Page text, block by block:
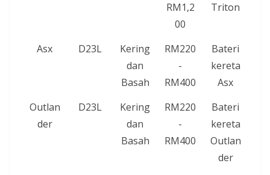
RM1,2
00
Triton
Asx D23L
Kering
dan
Basah
RM220
-
RM400
Bateri
kereta
Asx
Outlan
der
D23L
Kering
dan
Basah
RM220
-
RM400
Bateri
kereta
Outlan
der